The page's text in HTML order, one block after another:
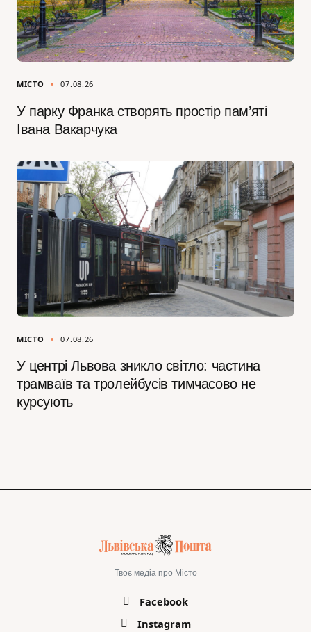
МІСТО 07.08.26
У парку Франка створять простір пам’яті
Івана Вакарчука
МІСТО 07.08.26
У центрі Львова зникло світло: частина
трамваїв та тролейбусів тимчасово не
курсують
Твоє медіа про Місто
Facebook
Instagram